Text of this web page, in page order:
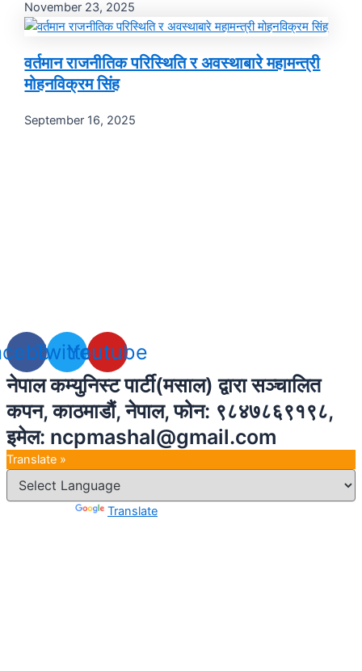
November 23, 2025
वर्तमान राजनीतिक परिस्थिति र अवस्थाबारे महामन्त्री
मोहनविक्रम सिंह
September 16, 2025
TwitterYoutube
नेपाल कम्युनिस्ट पार्टी(मसाल) द्वारा सञ्चालित
कपन, काठमाडौं, नेपाल, फोन: ९८४७८६९१९८,
इमेल: ncpmashal@gmail.com
Translate »
Translate